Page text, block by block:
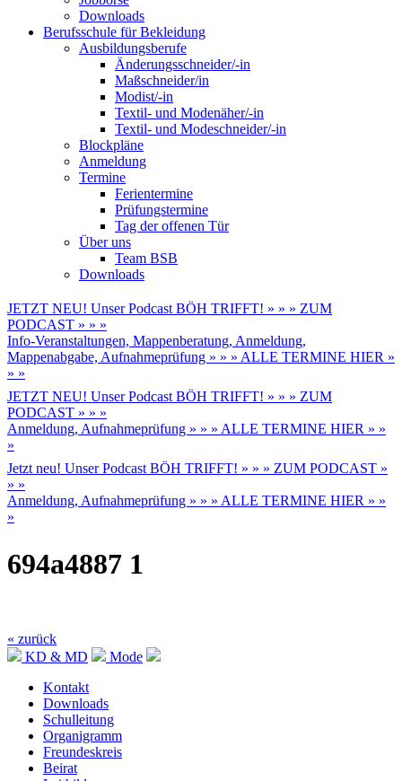
Downloads
Berufsschule für Bekleidung
Ausbildungsberufe
Änderungsschneider/-in
Maßschneider/in
Modist/-in
Textil- und Modenäher/-in
Textil- und Modeschneider/-in
Blockpläne
Anmeldung
Termine
Ferientermine
Prüfungstermine
Tag der offenen Tür
Über uns
Team BSB
Downloads
JETZT NEU! Unser Podcast BÖH TRIFFT! » » » ZUM
PODCAST » » »
Info-Veranstaltungen, Mappenberatung, Anmeldung,
Mappenabgabe, Aufnahmeprüfung » » » ALLE TERMINE HIER »
» »
JETZT NEU! Unser Podcast BÖH TRIFFT! » » » ZUM
PODCAST » » »
Anmeldung, Aufnahmeprüfung » » » ALLE TERMINE HIER » »
»
Jetzt neu! Unser Podcast BÖH TRIFFT! » » » ZUM PODCAST »
» »
Anmeldung, Aufnahmeprüfung » » » ALLE TERMINE HIER » »
»
694a4887 1
« zurück
KD & MD
Mode
Kontakt
Downloads
Schulleitung
Organigramm
Freundeskreis
Beirat